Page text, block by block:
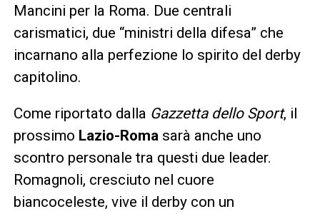
Mancini per la Roma. Due centrali
carismatici, due “ministri della difesa” che
incarnano alla perfezione lo spirito del derby
capitolino.
Come riportato dalla Gazzetta dello Sport, il
prossimo Lazio-Romasarà anche uno
scontro personale tra questi due leader.
Romagnoli, cresciuto nel cuore
biancoceleste, vive il derby con un